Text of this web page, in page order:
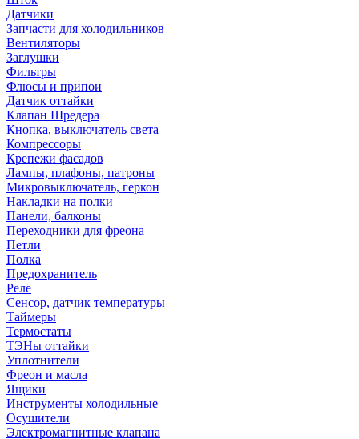
Датчики
Запчасти для холодильников
Вентиляторы
Заглушки
Фильтры
Флюсы и припои
Датчик оттайки
Клапан Шредера
Кнопка, выключатель света
Компрессоры
Крепежи фасадов
Лампы, плафоны, патроны
Микровыключатель, геркон
Накладки на полки
Панели, балконы
Переходники для фреона
Петли
Полка
Предохранитель
Реле
Сенсор, датчик температуры
Таймеры
Термостаты
ТЭНы оттайки
Уплотнители
Фреон и масла
Ящики
Инструменты холодильные
Осушители
Электромагнитные клапана